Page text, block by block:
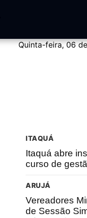
Quinta-feira, 06
ITAQUÁ
Itaquá abre
curso de
ARUJÁ
Vereadores
de Sessão